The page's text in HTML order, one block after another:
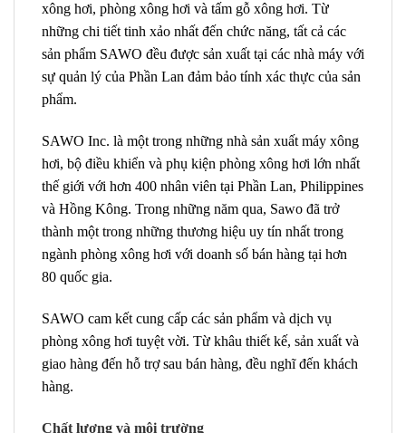
xông hơi, phòng xông hơi và tấm gỗ xông hơi. Từ
những chi tiết tinh xảo nhất đến chức năng, tất cả các
sản phẩm SAWO đều được sản xuất tại các nhà máy với
sự quản lý của Phần Lan đảm bảo tính xác thực của sản
phẩm.
SAWO Inc. là một trong những nhà sản xuất máy xông
hơi, bộ điều khiển và phụ kiện phòng xông hơi lớn nhất
thế giới với hơn 400 nhân viên tại Phần Lan, Philippines
và Hồng Kông. Trong những năm qua, Sawo đã trở
thành một trong những thương hiệu uy tín nhất trong
ngành phòng xông hơi với doanh số bán hàng tại hơn
80 quốc gia.
SAWO cam kết cung cấp các sản phẩm và dịch vụ
phòng xông hơi tuyệt vời. Từ khâu thiết kế, sản xuất và
giao hàng đến hỗ trợ sau bán hàng, đều nghĩ đến khách
hàng.
Chất lượng và môi trường